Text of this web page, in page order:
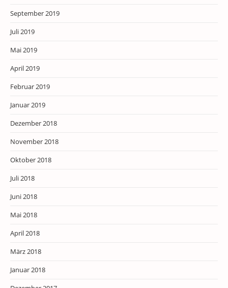
September 2019
Juli 2019
Mai 2019
April 2019
Februar 2019
Januar 2019
Dezember 2018
November 2018
Oktober 2018
Juli 2018
Juni 2018
Mai 2018
April 2018
März 2018
Januar 2018